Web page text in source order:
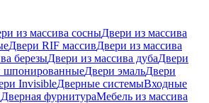
из массива сосныДвери из массива
Двери RIF массивДвери из массива
березыДвери из массива дубаДвери
шпонированныеДвери эмальДвери
InvisibleДверные системыВходные
Дверная фурнитураМебель из массива